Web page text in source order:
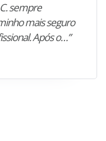
sempre
mais seguro
Após o…”